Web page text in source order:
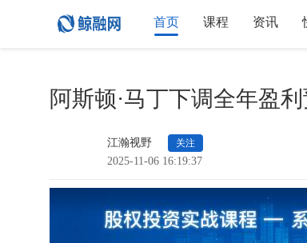
首页 课程 资讯
阿斯顿·马丁下调全年盈
江瀚视野 关注
2025-11-06 16:19:37